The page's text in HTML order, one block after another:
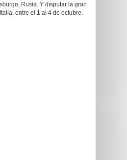
Rusia. Y disputar la gran
entre el 1 al 4 de octubre.